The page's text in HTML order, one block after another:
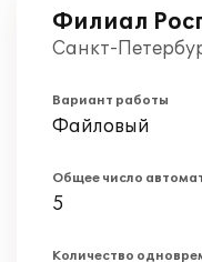
Филиал
Санкт-
Вариант работы
Файловый
Общее число
5
Количество